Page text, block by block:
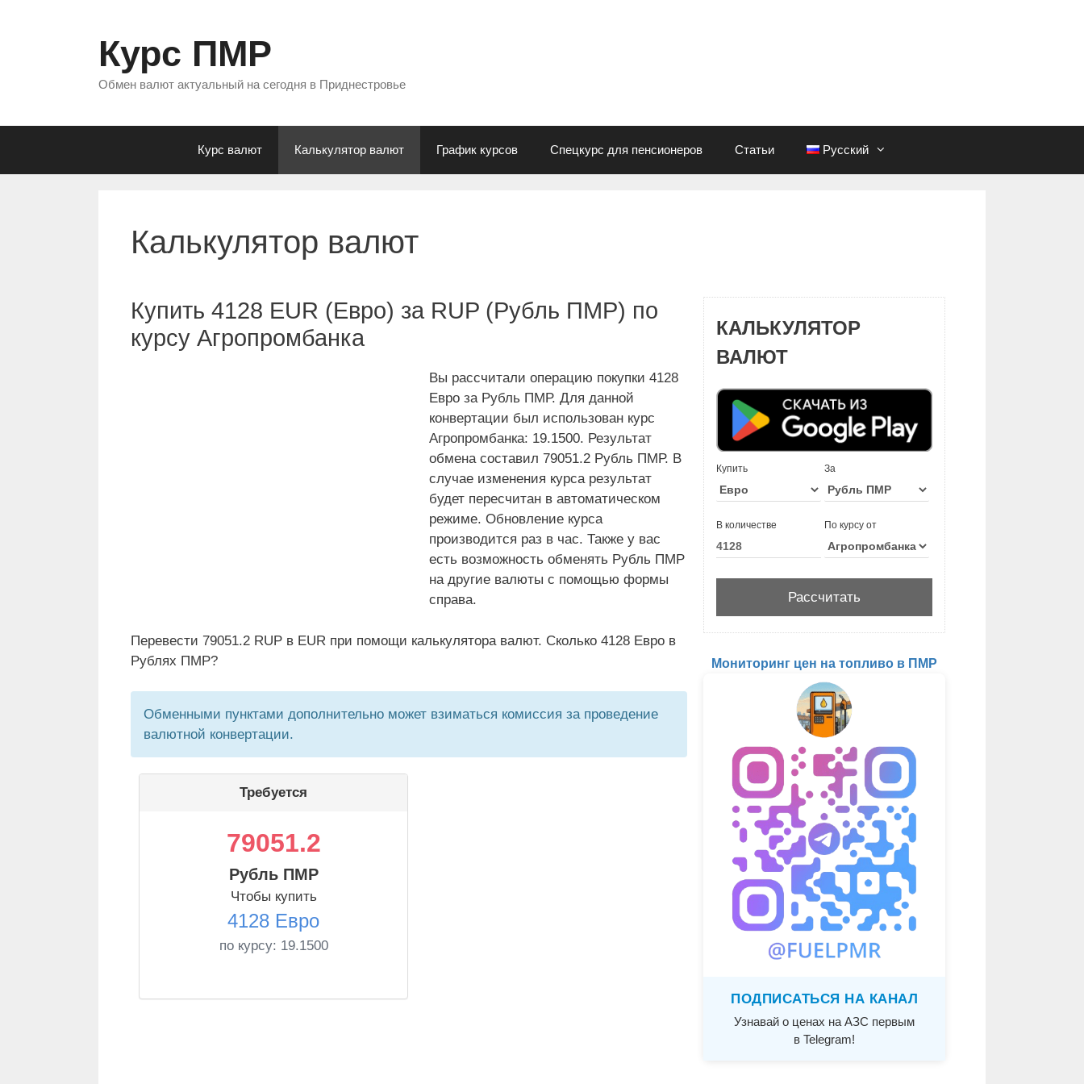
Курс ПМР
Обмен валют актуальный на сегодня в Приднестровье
Курс валют Калькулятор валют График курсов Спецкурс для пенсионеров Статьи Русский
Калькулятор валют
Купить 4128 EUR (Евро) за RUP (Рубль ПМР) по
курсу Агропромбанка
Вы рассчитали операцию покупки 4128
Евро за Рубль ПМР. Для данной
конвертации был использован курс
Агропромбанка: 19.1500. Результат
обмена составил 79051.2 Рубль ПМР. В
случае изменения курса результат
будет пересчитан в автоматическом
режиме. Обновление курса
производится раз в час. Также у вас
есть возможность обменять Рубль ПМР
на другие валюты с помощью формы
справа.
Перевести 79051.2 RUP в EUR при помощи калькулятора валют. Сколько 4128 Евро в
Рублях ПМР?
Обменными пунктами дополнительно может взиматься комиссия за проведение
валютной конвертации.
Требуется
79051.2
Рубль ПМР
Чтобы купить
4128 Евро
по курсу: 19.1500
КАЛЬКУЛЯТОР
ВАЛЮТ
Купить За
В количестве По курсу от
Мониторинг цен на топливо в ПМР
ПОДПИСАТЬСЯ НА КАНАЛ
Узнавай о ценах на АЗС первым
в Telegram!